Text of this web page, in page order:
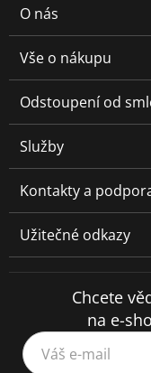
O nás
Vše o nákupu
Odstoupení od
Služby
Kontakty a
Užitečné odkazy
Chcete
na e-
Váš e-mail